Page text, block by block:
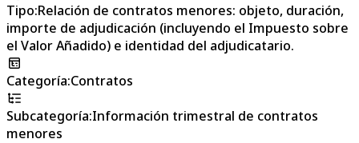
Tipo:Relación de contratos menores: objeto, duración,
importe de adjudicación (incluyendo el Impuesto sobre
el Valor Añadido) e identidad del adjudicatario.
Categoría:Contratos
Subcategoría:Información trimestral de contratos
menores